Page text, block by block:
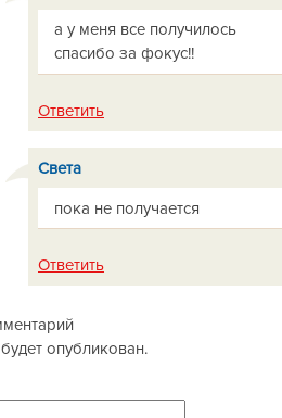
а у меня все получилось
спасибо за фокус!!
Ответить
Света
пока не получается
Ответить
опубликован.